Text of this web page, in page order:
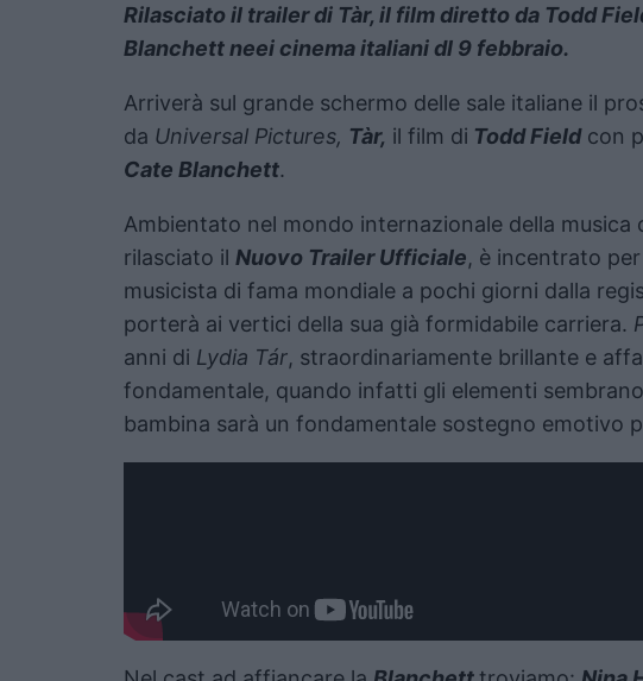
Rilasciato il trailer di Tàr, il film diretto da Todd
Blanchett neei cinema italiani dl 9 febbraio.
Arriverà sul grande schermo delle sale italiane il
da Universal Pictures, Tàr, il film di Todd Fieldcon
Cate Blanchett.
Ambientato nel mondo internazionale della musica
rilasciato il Nuovo Trailer Ufficiale, è incentrato per
musicista di fama mondiale a pochi giorni dalla
porterà ai vertici della sua già formidabile carriera.
anni di Lydia Tár, straordinariamente brillante e
fondamentale, quando infatti gli elementi
bambina sarà un fondamentale sostegno emotivo